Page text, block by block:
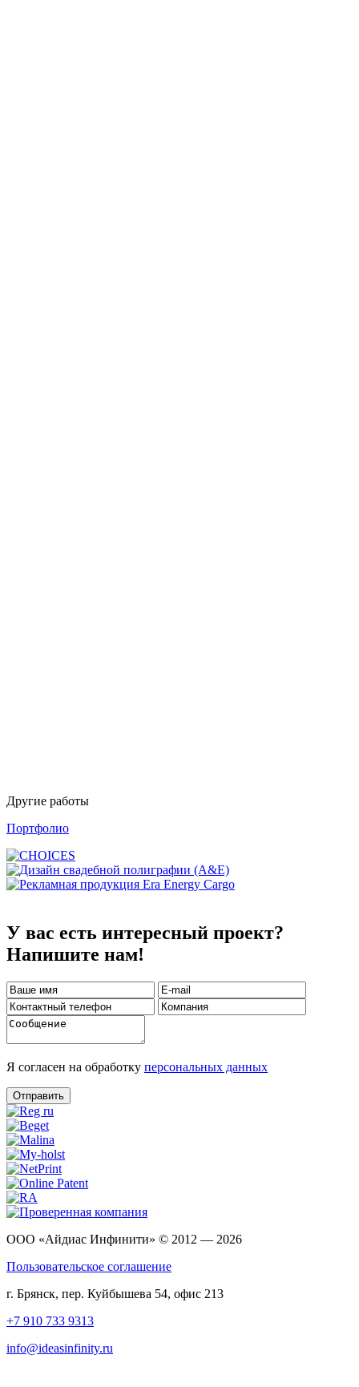
Другие работы
Портфолио
У вас есть интересный проект?
Напишите нам!
Я согласен на обработку персональных данных
Отправить
ООО «Айдиас Инфинити» © 2012 — 2026
Пользовательское соглашение
г. Брянск, пер. Куйбышева 54, офис 213
+7 910 733 9313
info@ideasinfinity.ru